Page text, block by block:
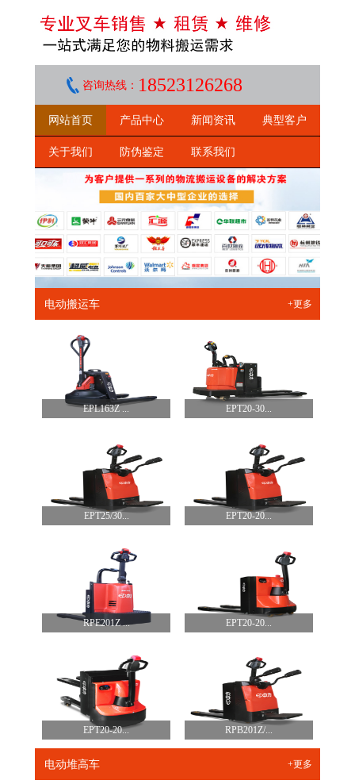
咨询热线： 18523126268
网站首页 产品中心 新闻资讯 典型客户
关于我们 防伪鉴定 联系我们
电动搬运车 +更多
EPL163Z ... EPT20-30...
EPT25/30... EPT20-20...
RPE201Z ... EPT20-20...
EPT20-20... RPB201Z/...
电动堆高车 +更多